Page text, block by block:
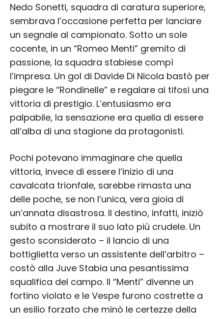
Nedo Sonetti, squadra di caratura superiore,
sembrava l’occasione perfetta per lanciare
un segnale al campionato. Sotto un sole
cocente, in un “Romeo Menti” gremito di
passione, la squadra stabiese compì
l’impresa. Un gol di Davide Di Nicola bastò per
piegare le “Rondinelle” e regalare ai tifosi una
vittoria di prestigio. L’entusiasmo era
palpabile, la sensazione era quella di essere
all’alba di una stagione da protagonisti.
Pochi potevano immaginare che quella
vittoria, invece di essere l’inizio di una
cavalcata trionfale, sarebbe rimasta una
delle poche, se non l’unica, vera gioia di
un’annata disastrosa. Il destino, infatti, iniziò
subito a mostrare il suo lato più crudele. Un
gesto sconsiderato – il lancio di una
bottiglietta verso un assistente dell’arbitro –
costò alla Juve Stabia una pesantissima
squalifica del campo. Il “Menti” divenne un
fortino violato e le Vespe furono costrette a
un esilio forzato che minò le certezze della